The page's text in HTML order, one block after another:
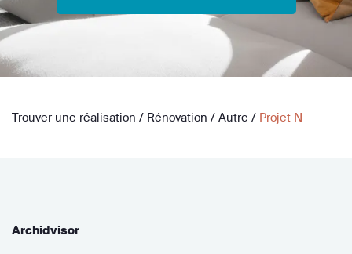
Trouver une réalisation / Rénovation / Autre / Projet N
Archidvisor